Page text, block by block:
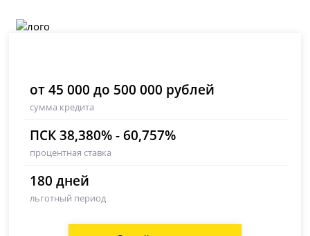
от 45 000 до 500 000 рублей
сумма кредита
ПСК 38,380% - 60,757%
процентная ставка
180 дней
льготный период